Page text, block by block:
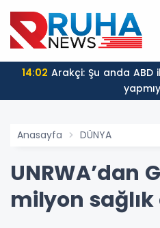
14:02
Anasayfa DÜNYA
UNRWA’dan
milyon sağlık